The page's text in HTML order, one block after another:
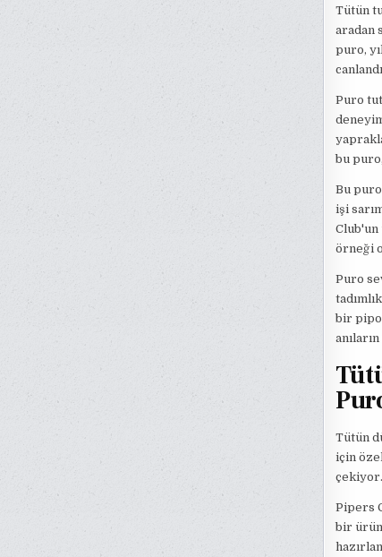
Tütün
aradan
puro,
Puro
bu
Bu
işi
Club'un
örneği
Puro
bir
Tütün
için
Pipers
bir